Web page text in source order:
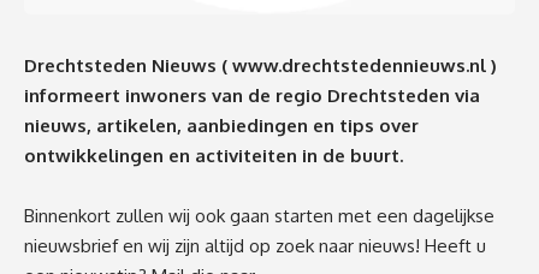
Drechtsteden Nieuws ( www.drechtstedennieuws.nl )
informeert inwoners van de regio Drechtsteden via
nieuws, artikelen, aanbiedingen en tips over
ontwikkelingen en activiteiten in de buurt.
Binnenkort zullen wij ook gaan starten met een dagelijkse
nieuwsbrief en wij zijn altijd op zoek naar nieuws! Heeft u